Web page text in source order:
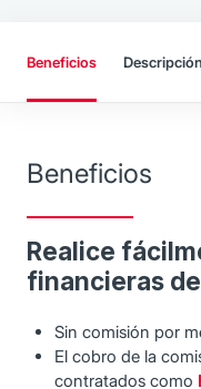
Beneficios Descripción
Beneficios
Realice
financieras
Sin comisión por
El cobro de la
contratados como